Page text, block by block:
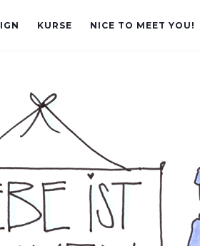
KURSE NICE TO MEET YOU!